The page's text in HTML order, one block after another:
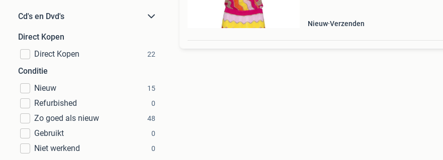
Cd's en Dvd's
Direct Kopen
Direct Kopen
22
Conditie
Nieuw
15
Refurbished 0
Zo goed als nieuw 48
Gebruikt 0
Niet werkend 0
Nieuw Verzenden